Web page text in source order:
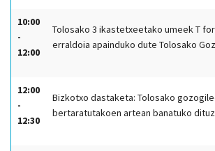
10:00
-
12:00
Tolosako 3 ikastetxeetako umeek T
erraldoia apainduko dute Tolosako
12:00
-
12:30
Bizkotxo dastaketa: Tolosako
bertaratutakoen artean banatuko